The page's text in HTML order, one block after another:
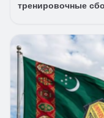
тренировочные